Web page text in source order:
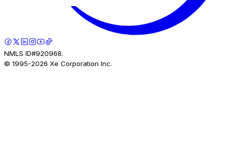
NMLS ID#920968.
© 1995-2026 Xe Corporation Inc.